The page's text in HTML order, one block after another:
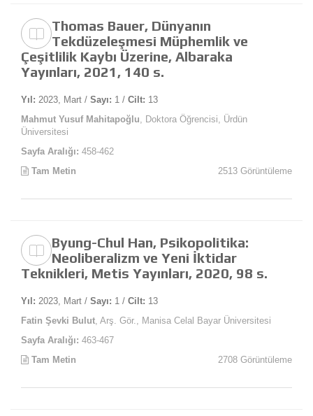
Thomas Bauer, Dünyanın
Tekdüzeleşmesi Müphemlik ve
Çeşitlilik Kaybı Üzerine, Albaraka
Yayınları, 2021, 140 s.
Yıl: 2023, Mart / Sayı: 1 / Cilt: 13
Mahmut Yusuf Mahitapoğlu , Doktora Öğrencisi, Ürdün
Üniversitesi
Sayfa Aralığı: 458-462
Tam Metin
2513 Görüntüleme
Byung-Chul Han, Psikopolitika:
Neoliberalizm ve Yeni İktidar
Teknikleri, Metis Yayınları, 2020, 98 s.
Yıl: 2023, Mart / Sayı: 1 / Cilt: 13
Fatin Şevki Bulut , Arş. Gör., Manisa Celal Bayar Üniversitesi
Sayfa Aralığı: 463-467
Tam Metin
2708 Görüntüleme